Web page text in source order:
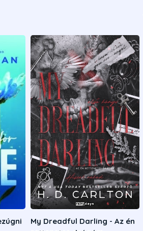
My Dreadful Darling - Az én